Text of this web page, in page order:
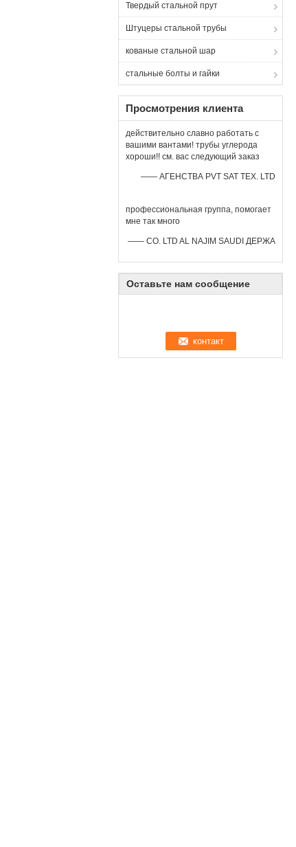
Твердый стальной прут
Штуцеры стальной трубы
кованые стальной шар
стальные болты и гайки
Просмотрения клиента
действительно славно работать с
вашими вантами! трубы углерода
хороши!! см. вас следующий заказ
—— АГЕНСТВА PVT SAT TEX. LTD
профессиональная группа, помогает
мне так много
—— CO. LTD AL NAJIM SAUDI ДЕРЖА
Оставьте нам сообщение